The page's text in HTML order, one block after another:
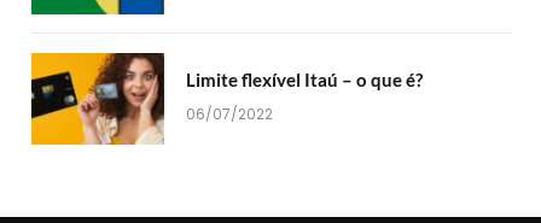
Limite flexível Itaú – o que é?
06/07/2022